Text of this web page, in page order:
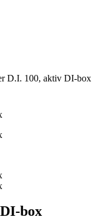
D.I. 100, aktiv DI-box
box